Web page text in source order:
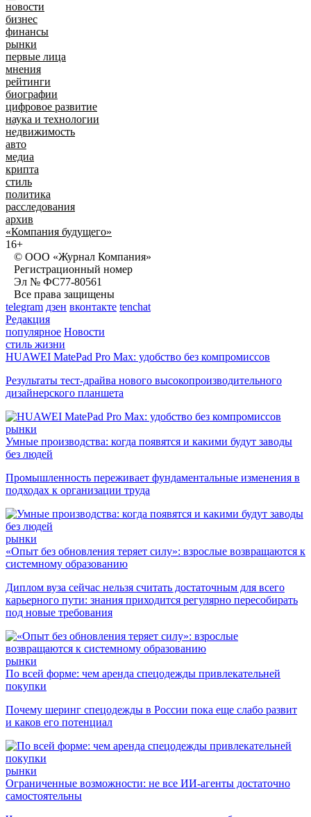
новости
бизнес
финансы
рынки
первые лица
мнения
рейтинги
биографии
цифровое развитие
наука и технологии
недвижимость
авто
медиа
крипта
стиль
политика
расследования
архив
«Компания будущего»
16+
© ООО «Журнал Компания»
Регистрационный номер
Эл № ФС77-80561
Все права защищены
telegram дзен вконтакте tenchat
Редакция
популярное Новости
стиль жизни
HUAWEI MatePad Pro Max: удобство без компромиссов
Результаты тест-драйва нового высокопроизводительного
дизайнерского планшета
рынки
Умные производства: когда появятся и какими будут заводы
без людей
Промышленность переживает фундаментальные изменения в
подходах к организации труда
рынки
«Опыт без обновления теряет силу»: взрослые возвращаются к
системному образованию
Диплом вуза сейчас нельзя считать достаточным для всего
карьерного пути: знания приходится регулярно пересобирать
под новые требования
рынки
По всей форме: чем аренда спецодежды привлекательней
покупки
Почему шеринг спецодежды в России пока еще слабо развит
и каков его потенциал
рынки
Ограниченные возможности: не все ИИ-агенты достаточно
самостоятельны